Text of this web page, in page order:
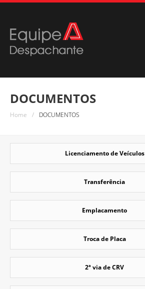
DOCUMENTOS
Home / DOCUMENTOS
Licenciamento de Veículos
Transferência
Emplacamento
Troca de Placa
2ª via de CRV